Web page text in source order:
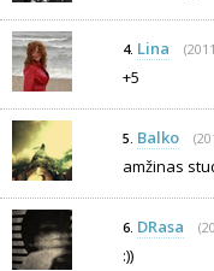
4. Lina
+5
5. Balko
amžinas
6. DRasa
:))